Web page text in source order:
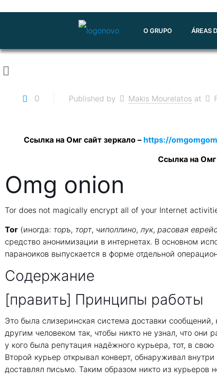
O GRUPO ÁREAS
0 Published by Makis Mourelatos at
Ссылка на Омг сайт зеркало – https://
Ссылка на
Omg onion
Tor does not magically encrypt all of your Internet
Tor(иногда: торъ, торт, чиполлино,лук, расовая
средство анонимизации в интернетах. В основном
параноиков выпускается в форме отдельной
Содержание
[править] Принципы работы
Это была слизеринская система доставки сообщений,
другим человеком так, чтобы никто не узнал, что они
у кого была репутация надёжного курьера, тот, в
Второй курьер открывал конверт, обнаруживал
доставлял письмо. Таким образом никто из курьеров